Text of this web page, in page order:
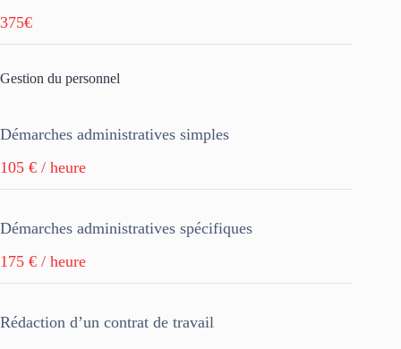
375€
Gestion du personnel
Démarches administratives simples
105 € / heure
Démarches administratives spécifiques
175 € / heure
Rédaction d’un contrat de travail